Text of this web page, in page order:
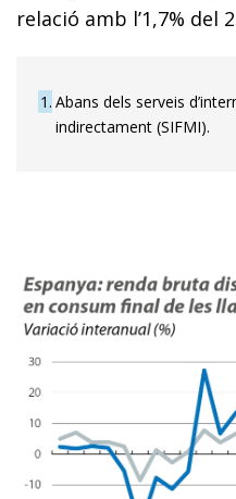
relació amb l’1,7% del
1 Abans dels serveis
indirectament (SIFMI).